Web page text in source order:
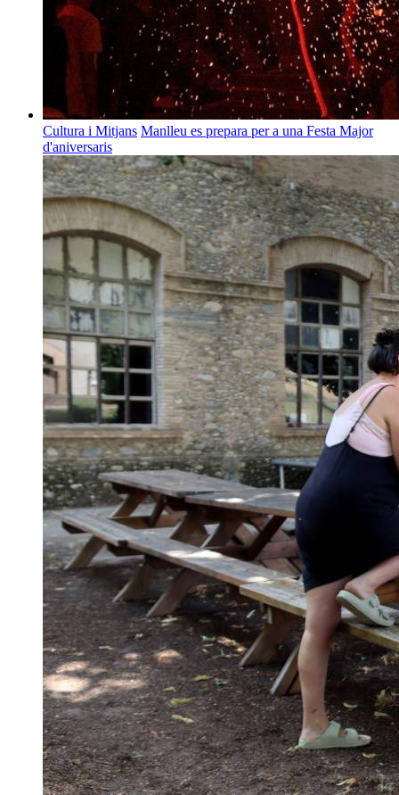
Cultura i Mitjans Manlleu es prepara per a una Festa Major
d'aniversaris